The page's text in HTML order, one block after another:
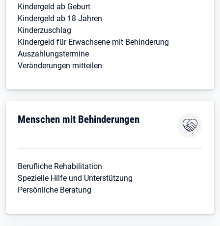
Kindergeld ab Geburt
Kindergeld ab 18 Jahren
Kinderzuschlag
Kindergeld für Erwachsene mit Behinderung
Auszahlungstermine
Veränderungen mitteilen
Menschen mit Behinderungen
Berufliche Rehabilitation
Spezielle Hilfe und Unterstützung
Persönliche Beratung